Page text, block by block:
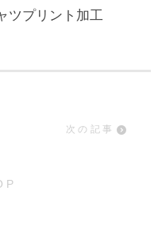
プリント加工
次の記事